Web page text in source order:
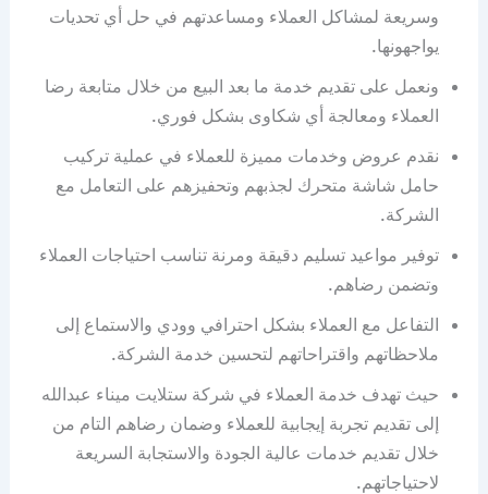
وسريعة لمشاكل العملاء ومساعدتهم في حل أي تحديات
يواجهونها.
ونعمل على تقديم خدمة ما بعد البيع من خلال متابعة رضا
العملاء ومعالجة أي شكاوى بشكل فوري.
نقدم عروض وخدمات مميزة للعملاء في عملية تركيب
حامل شاشة متحرك لجذبهم وتحفيزهم على التعامل مع
الشركة.
توفير مواعيد تسليم دقيقة ومرنة تناسب احتياجات العملاء
وتضمن رضاهم.
التفاعل مع العملاء بشكل احترافي وودي والاستماع إلى
ملاحظاتهم واقتراحاتهم لتحسين خدمة الشركة.
حيث تهدف خدمة العملاء في شركة ستلايت ميناء عبدالله
إلى تقديم تجربة إيجابية للعملاء وضمان رضاهم التام من
خلال تقديم خدمات عالية الجودة والاستجابة السريعة
لاحتياجاتهم.